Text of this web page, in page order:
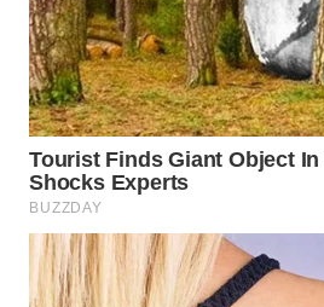
SEMARANG
WN
SOLO
WN
BOROBUDUR
WN
MADURA